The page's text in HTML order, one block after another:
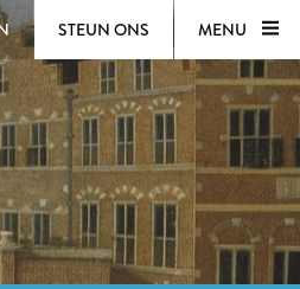
STEUN ONS MENU